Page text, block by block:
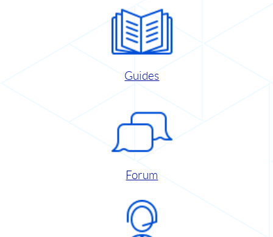
Guides
Forum